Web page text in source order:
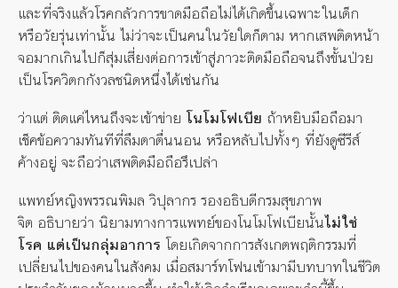
และที่จริงแล้วโรคกลัวการขาดมือถือไม่ได้เกิดขึ้นเฉพาะในเด็ก
หรือวัยรุ่นเท่านั้น ไม่ว่าจะเป็นคนในวัยใดก็ตาม หากเสพติดหน้า
จอมากเกินไปก็สุ่มเสี่ยงต่อการเข้าสู่ภาวะติดมือถือจนถึงขั้นป่วย
เป็นโรควิตกกังวลชนิดหนึ่งได้เช่นกัน
ว่าแต่ ติดแค่ไหนถึงจะเข้าข่าย โนโมโฟเบีย ถ้าหยิบมือถือมา
เช็คข้อความทันทีที่ลืมตาตื่นนอน หรือหลับไปทั้งๆ ที่ยังดูซีรีส์
ค้างอยู่ จะถือว่าเสพติดมือถือรึเปล่า
แพทย์หญิงพรรณพิมล วิปุลากรรองอธิบดีกรมสุขภาพ
จิต อธิบายว่า นิยามทางการแพทย์ของโนโมโฟเบียนั้นไม่ใช่
โรค แต่เป็นกลุ่มอาการ โดยเกิดจากการสังเกตพฤติกรรมที่
เปลี่ยนไปของคนในสังคม เมื่อสมาร์ทโฟนเข้ามามีบทบาทในชีวิต